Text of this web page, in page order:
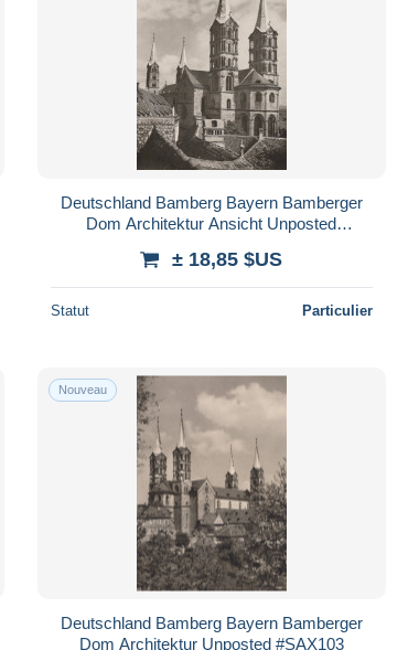
Deutschland Bamberg Bayern Bamberger
Dom Architektur Ansicht Unposted
± 18,85 $US
Statut Particulier
Nouveau
Deutschland Bamberg Bayern Bamberger
Dom Architektur Unposted #SAX103